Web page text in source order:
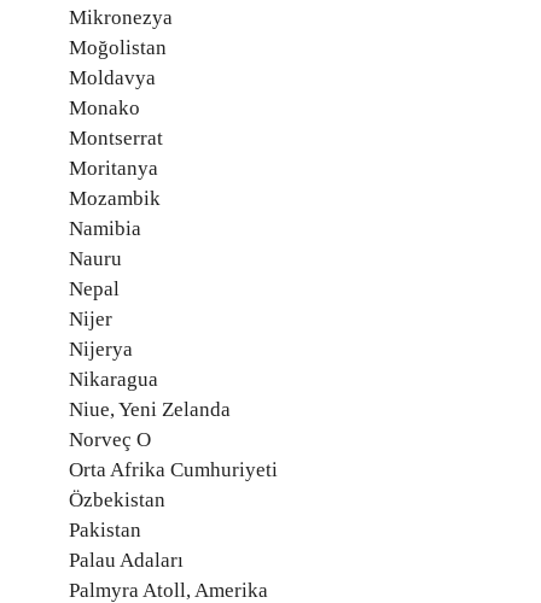
Mikronezya
Moğolistan
Moldavya
Monako
Montserrat
Moritanya
Mozambik
Namibia
Nauru
Nepal
Nijer
Nijerya
Nikaragua
Niue, Yeni Zelanda
Norveç O
Orta Afrika Cumhuriyeti
Özbekistan
Pakistan
Palau Adaları
Palmyra Atoll, Amerika